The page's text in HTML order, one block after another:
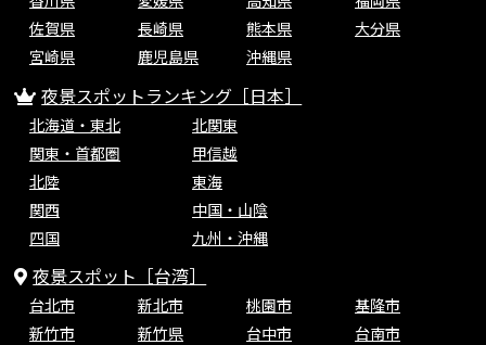
佐賀県
長崎県 熊本県
大分県
宮崎県
鹿児島県 沖縄県
夜景スポットランキング［日本］
北海道・東北
北関東
関東・首都圏
甲信越
北陸
東海
関西
中国・山陰
四国
九州・沖縄
夜景スポット［台湾］
台北市 新北市 桃園市
基隆市
新竹市
新竹県 台中市
台南市